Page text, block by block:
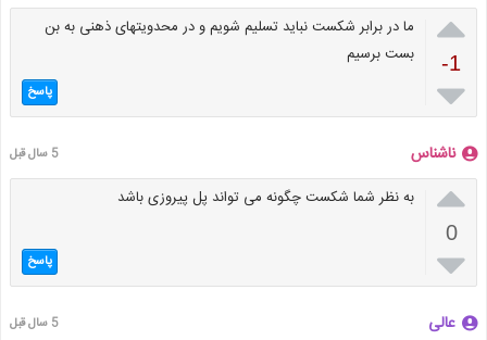

-1

ما در برابر شکست نباید تسلیم شویم و در محدویتهای ذهنی به بن
بست برسیم
پاسخ
ناشناس 5 سال قبل

0

به نظر شما شکست چگونه می تواند پل پیروزی باشد
پاسخ
عالی 5 سال قبل